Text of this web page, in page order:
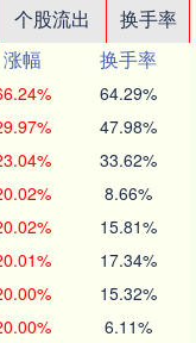
个股流出
换手率
涨幅
换手率
64.29%
47.98%
33.62%
8.66%
15.81%
17.34%
15.32%
6.11%